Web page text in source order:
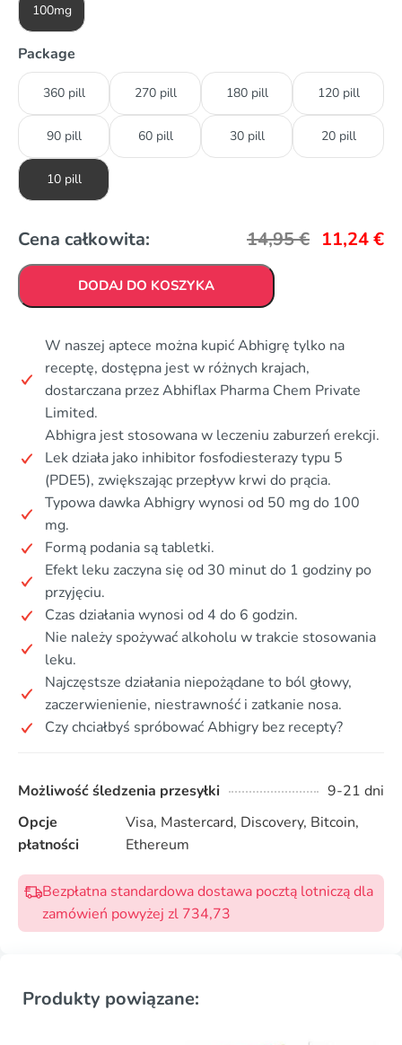
100mg
Package
360 pill 270 pill 180 pill 120 pill
90 pill 60 pill 30 pill 20 pill
10 pill
Cena całkowita: 14,95€ 11,24€
DODAJ DO KOSZYKA
W naszej aptece można kupić Abhigrę tylko na
receptę, dostępna jest w różnych krajach,
dostarczana przez Abhiflax Pharma Chem Private
Limited.
Abhigra jest stosowana w leczeniu zaburzeń erekcji.
Lek działa jako inhibitor fosfodiesterazy typu 5
(PDE5), zwiększając przepływ krwi do prącia.
Typowa dawka Abhigry wynosi od 50 mg do 100
mg.
Formą podania są tabletki.
Efekt leku zaczyna się od 30 minut do 1 godziny po
przyjęciu.
Czas działania wynosi od 4 do 6 godzin.
Nie należy spożywać alkoholu w trakcie stosowania
leku.
Najczęstsze działania niepożądane to ból głowy,
zaczerwienienie, niestrawność i zatkanie nosa.
Czy chciałbyś spróbować Abhigry bez recepty?
Możliwość śledzenia przesyłki
9-21 dni
Opcje
płatności
Visa, Mastercard, Discovery, Bitcoin,
Ethereum
Bezpłatna standardowa dostawa pocztą lotniczą dla
zamówień powyżej zl 734,73
Produkty powiązane: